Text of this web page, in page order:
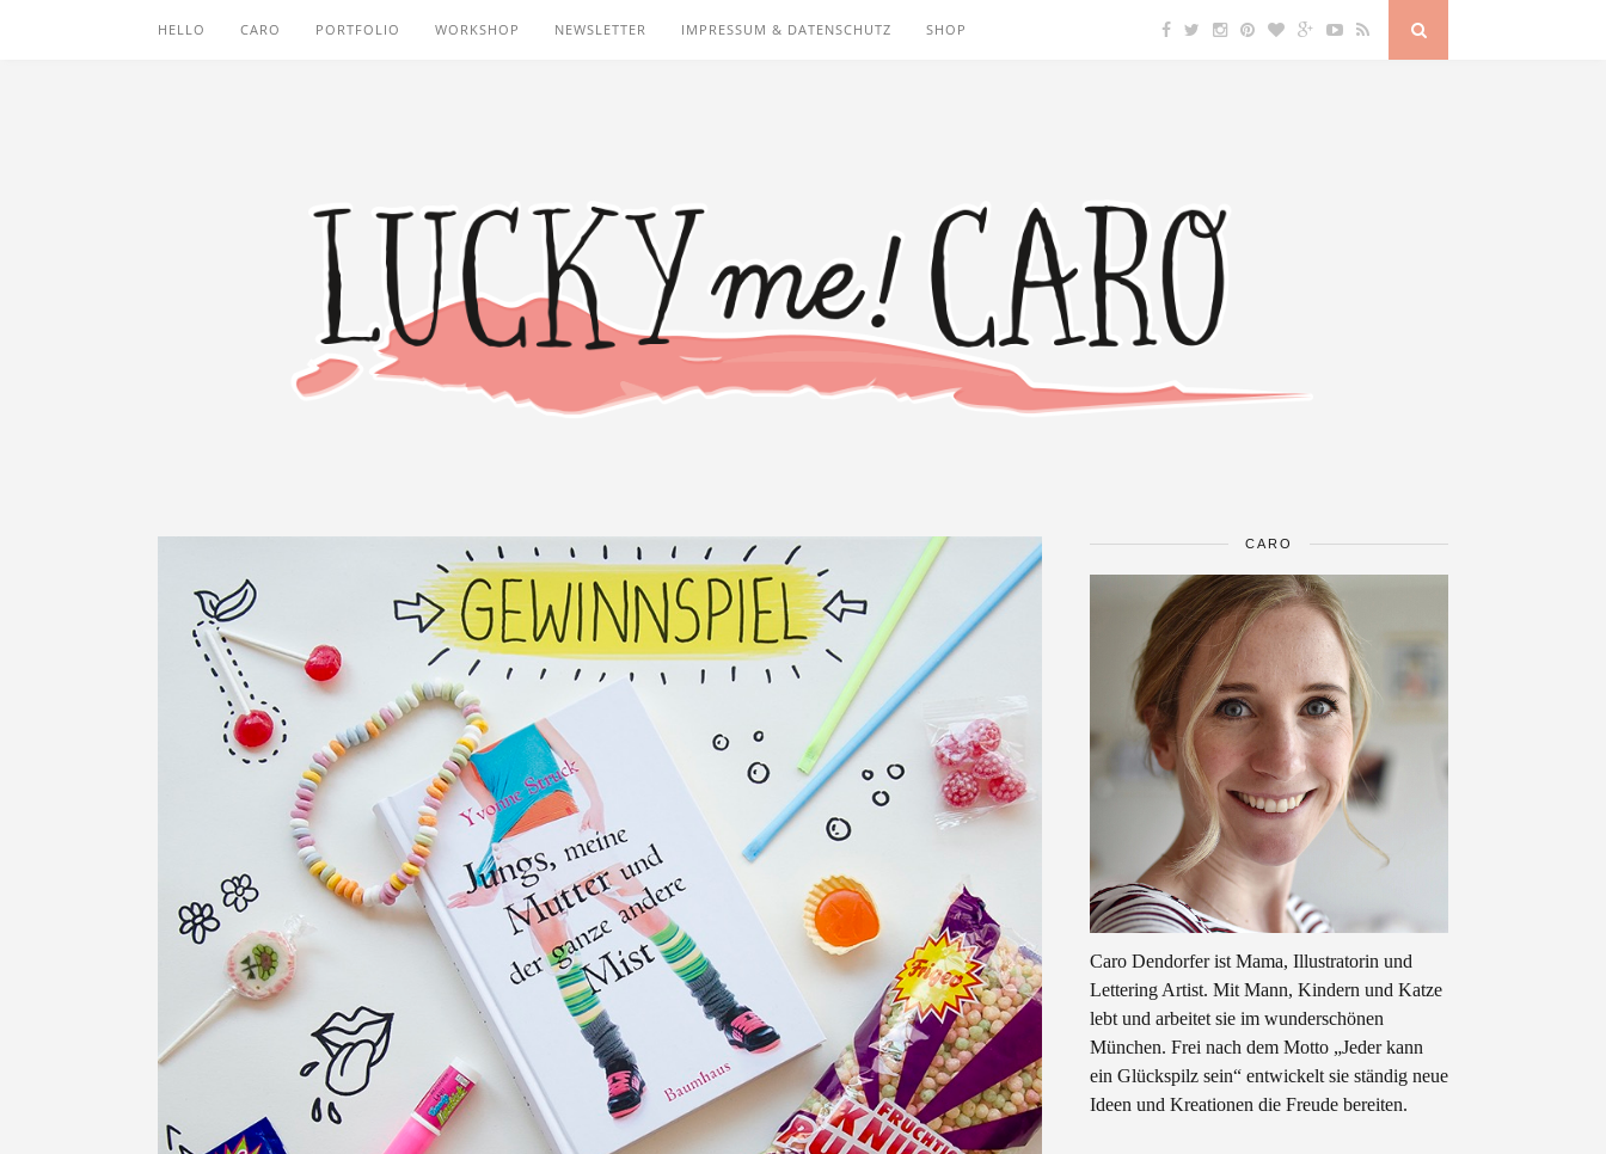
HELLO CARO PORTFOLIO WORKSHOP NEWSLETTER IMPRESSUM & DATENSCHUTZ SHOP
CARO
Caro Dendorfer ist Mama, Illustratorin und
Lettering Artist. Mit Mann, Kindern und Katze
lebt und arbeitet sie im wunderschönen
München. Frei nach dem Motto „Jeder kann
ein Glückspilz sein“ entwickelt sie ständig neue
Ideen und Kreationen die Freude bereiten.